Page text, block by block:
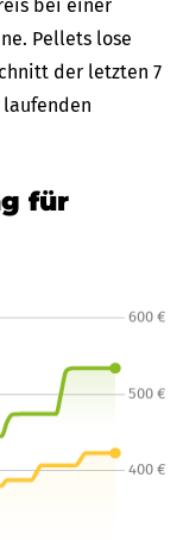
bei einer
Pellets lose
der letzten 7
laufenden
für